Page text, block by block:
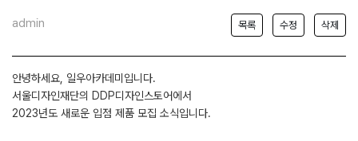
admin 목록 수정 삭제
안녕하세요, 일우아카데미입니다.
서울디자인재단의 DDP디자인스토어에서
2023년도 새로운 입점 제품 모집 소식입니다.